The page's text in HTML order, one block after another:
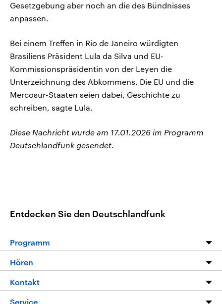
Gesetzgebung aber noch an die des Bündnisses
anpassen.
Bei einem Treffen in Rio de Janeiro würdigten
Brasiliens Präsident Lula da Silva und EU-
Kommissionspräsidentin von der Leyen die
Unterzeichnung des Abkommens. Die EU und die
Mercosur-Staaten seien dabei, Geschichte zu
schreiben, sagte Lula.
Diese Nachricht wurde am 17.01.2026 im Programm
Deutschlandfunk gesendet.
Entdecken Sie den Deutschlandfunk
Programm
Programm
Die Nachrichten
Hören
Livestream
Kontakt
Hörerservice
Service